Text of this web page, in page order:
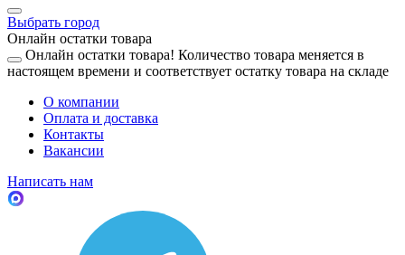
Выбрать город
Онлайн остатки товара
Онлайн остатки товара! Количество товара меняется в
настоящем времени и соответствует остатку товара на складе
О компании
Оплата и доставка
Контакты
Вакансии
Написать нам